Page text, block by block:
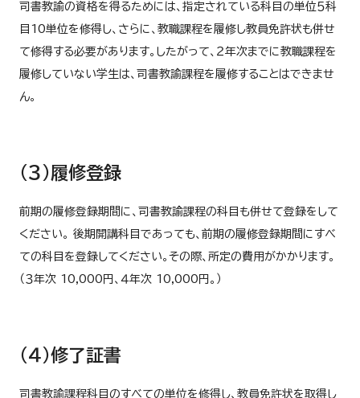
司書教諭の資格を得るためには、指定されている科目の単位５科
目10単位を修得し、さらに、教職課程を履修し教員免許状も併せ
て修得する必要があります。したがって、２年次までに教職課程を
履修していない学生は、司書教諭課程を履修することはできませ
ん。
（３）履修登録
前期の履修登録期間に、司書教諭課程の科目も併せて登録をして
ください。 後期開講科目であっても、前期の履修登録期間にすべ
ての科目を登録してください。その際、所定の費用がかかります。
（３年次 10,000円、４年次 10,000円。）
（４）修了証書
司書教諭課程科目のすべての単位を修得し、教員免許状を取得し